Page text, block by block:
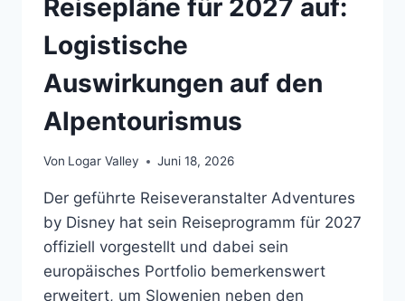
DIESEM
JAHR
BEEINFLUSSEN
Reisepläne für 2027 auf:
Logistische
Auswirkungen auf den
Alpentourismus
Von Logar Valley Juni 18, 2026
Der geführte Reiseveranstalter Adventures
by Disney hat sein Reiseprogramm für 2027
offiziell vorgestellt und dabei sein
europäisches Portfolio bemerkenswert
erweitert, um Slowenien neben den